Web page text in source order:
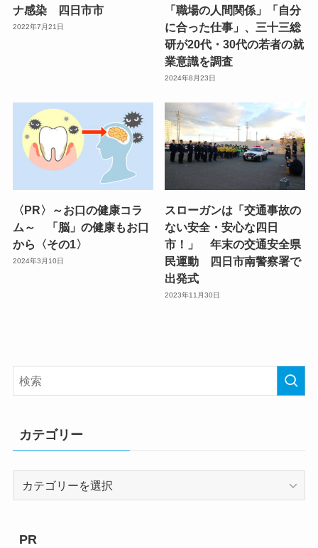
ナ感染 四日市市
2022年7月21日
「職場の人間関係」「自分
に合った仕事」、三十三総
研が20代・30代の若者の就
業意識を調査
2024年8月23日
〈PR〉～お口の健康コラ
ム～ 「脳」の健康もお口
から〈その1〉
2024年3月10日
スローガンは「交通事故の
ない安全・安心な四日
市！」 年末の交通安全県
民運動 四日市南警察署で
出発式
2023年11月30日
カテゴリー
PR